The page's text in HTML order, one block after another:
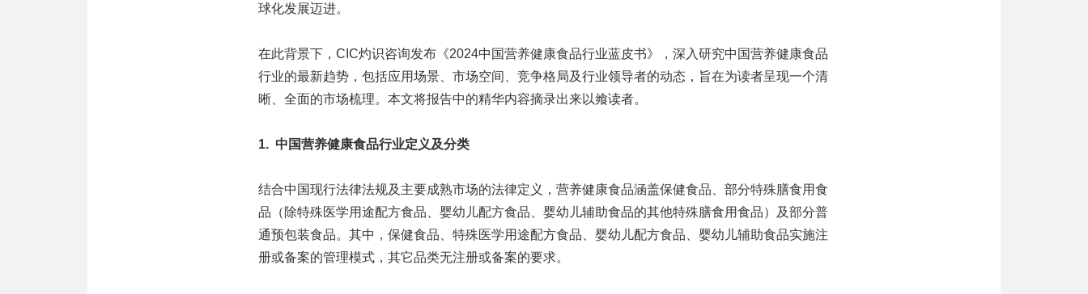
球化发展迈进。
在此背景下，CIC灼识咨询发布《2024中国营养健康食品行业蓝皮书》，深入研究中国营养健康食品
行业的最新趋势，包括应用场景、市场空间、竞争格局及行业领导者的动态，旨在为读者呈现一个清
晰、全面的市场梳理。本文将报告中的精华内容摘录出来以飨读者。
1. 中国营养健康食品行业定义及分类
结合中国现行法律法规及主要成熟市场的法律定义，营养健康食品涵盖保健食品、部分特殊膳食用食
品（除特殊医学用途配方食品、婴幼儿配方食品、婴幼儿辅助食品的其他特殊膳食用食品）及部分普
通预包装食品。其中，保健食品、特殊医学用途配方食品、婴幼儿配方食品、婴幼儿辅助食品实施注
册或备案的管理模式，其它品类无注册或备案的要求。